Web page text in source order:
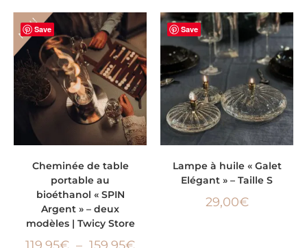
Save
NEW !
Cheminée de table
portable au
bioéthanol « SPIN
Argent » – deux
modèles | Twicy Store
119,95€ – 159,95€
Save
Lampe à huile « Galet
Elégant » – Taille S
29,00€